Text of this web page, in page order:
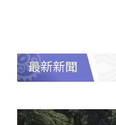
最新新聞